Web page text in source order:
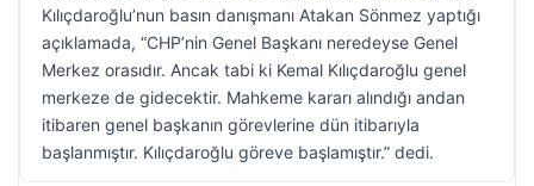
Kılıçdaroğlu’nun basın danışmanı Atakan Sönmez yaptığı
açıklamada, “CHP’nin Genel Başkanı neredeyse Genel
Merkez orasıdır. Ancak tabi ki Kemal Kılıçdaroğlu genel
merkeze de gidecektir. Mahkeme kararı alındığı andan
itibaren genel başkanın görevlerine dün itibarıyla
başlanmıştır. Kılıçdaroğlu göreve başlamıştır.” dedi.